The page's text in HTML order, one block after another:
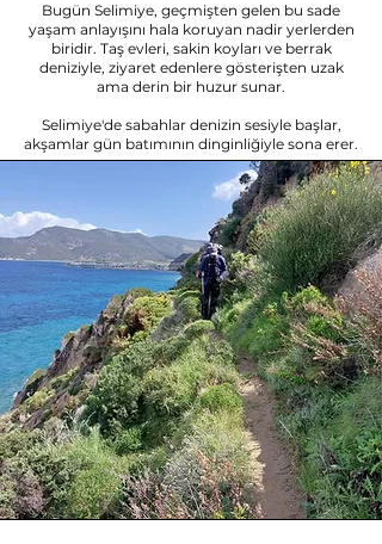
Bugün Selimiye, geçmişten gelen bu sade
yaşam anlayışını hala koruyan nadir yerlerden
biridir. Taş evleri, sakin koyları ve berrak
deniziyle, ziyaret edenlere gösterişten uzak
ama derin bir huzur sunar.
Selimiye'de sabahlar denizin sesiyle başlar,
akşamlar gün batımının dinginliğiyle sona erer.